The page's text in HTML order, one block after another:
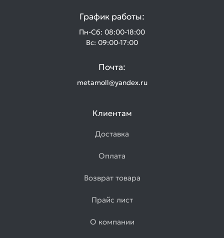
График работы:
Пн-Сб: 08:00-18:00
Вс: 09:00-17:00
Почта:
metamoll@yandex.ru
Клиентам
Доставка
Оплата
Возврат товара
Прайс лист
О компании